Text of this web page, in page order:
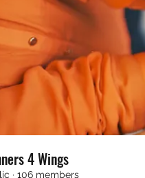
4 Wings
· 106 members